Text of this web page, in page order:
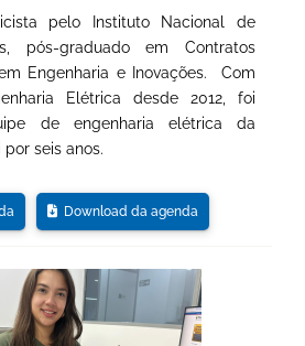
pelo Instituto Nacional de
pós-graduado em Contratos
Engenharia e Inovações. Com
Elétrica desde 2012, foi
de engenharia elétrica da
seis anos.
Download da agenda